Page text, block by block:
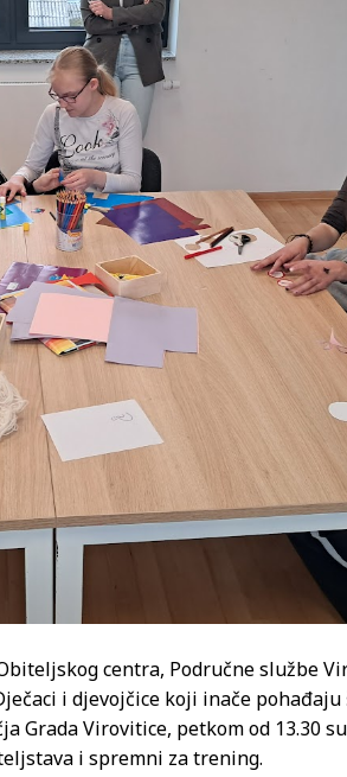
centra, Područne službe
i djevojčice koji inače
Grada Virovitice, petkom od 13.30
i spremni za trening.